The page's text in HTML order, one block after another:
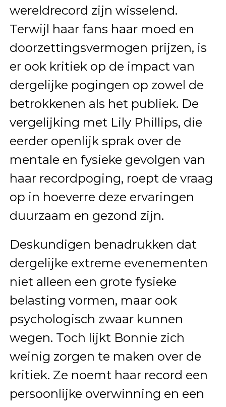
wereldrecord zijn wisselend.
Terwijl haar fans haar moed en
doorzettingsvermogen prijzen, is
er ook kritiek op de impact van
dergelijke pogingen op zowel de
betrokkenen als het publiek. De
vergelijking met Lily Phillips, die
eerder openlijk sprak over de
mentale en fysieke gevolgen van
haar recordpoging, roept de vraag
op in hoeverre deze ervaringen
duurzaam en gezond zijn.
Deskundigen benadrukken dat
dergelijke extreme evenementen
niet alleen een grote fysieke
belasting vormen, maar ook
psychologisch zwaar kunnen
wegen. Toch lijkt Bonnie zich
weinig zorgen te maken over de
kritiek. Ze noemt haar record een
persoonlijke overwinning en een